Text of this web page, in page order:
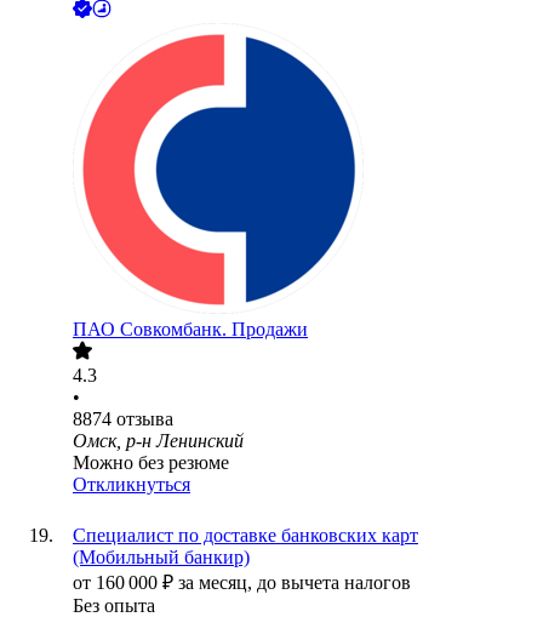
ПАО Совкомбанк. Продажи
4.3
•
8874 отзыва
Омск, р-н Ленинский
Можно без резюме
Откликнуться
Специалист по доставке банковских карт
(Мобильный банкир)
от 160 000 ₽ за месяц, до вычета налогов
Без опыта